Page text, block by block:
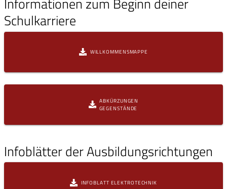
Schulkarriere
WILLKOMMENSMAPPE
ABKÜRZUNGEN
GEGENSTÄNDE
Infoblätter der Ausbildungsrichtungen
INFOBLATT ELEKTROTECHNIK